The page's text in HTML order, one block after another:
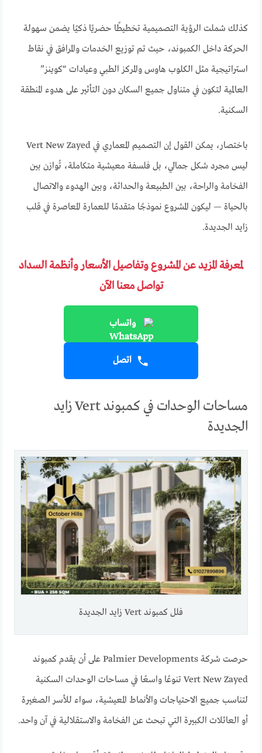
كذلك شملت الرؤية التصميمية تخطيطًا حضريًا ذكيًا يضمن سهولة
الحركة داخل الكمبوند، حيث تم توزيع الخدمات والمرافق في نقاط
استراتيجية مثل الكلوب هاوس والمركز الطبي وعيادات “كوينز”
العالمية لتكون في متناول جميع السكان دون التأثير على هدوء المنطقة
السكنية.
باختصار، يمكن القول إن التصميم المعماري في Vert New Zayed
ليس مجرد شكل جمالي، بل فلسفة معيشية متكاملة، تُوازن بين
الفخامة والراحة، بين الطبيعة والحداثة، وبين الهدوء والاتصال
بالحياة — ليكون المشروع نموذجًا متقدمًا للعمارة المعاصرة في قلب
زايد الجديدة.
لمعرفة المزيد عن المشروع وتفاصيل الأسعار وأنظمة السداد
تواصل معنا الآن
واتساب
اتصل
مساحات الوحدات في كمبوند Vert زايد
الجديدة
فلل كمبوند Vert زايد الجديدة
حرصت شركة Palmier Developments على أن يقدم كمبوند
Vert New Zayed تنوعًا واسعًا في مساحات الوحدات السكنية
لتناسب جميع الاحتياجات والأنماط المعيشية، سواء للأسر الصغيرة
أو العائلات الكبيرة التي تبحث عن الفخامة والاستقلالية في آن واحد.